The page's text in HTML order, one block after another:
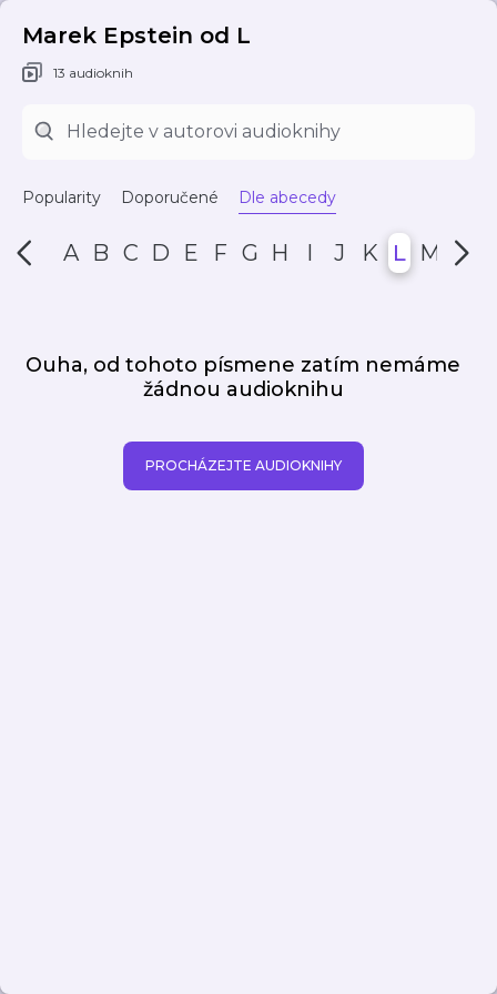
Marek Epstein od L
13 audioknih
Popularity Doporučené Dle abecedy
A B C D E F G H I J K L M N
Ouha, od tohoto písmene zatím nemáme
žádnou audioknihu
PROCHÁZEJTE AUDIOKNIHY